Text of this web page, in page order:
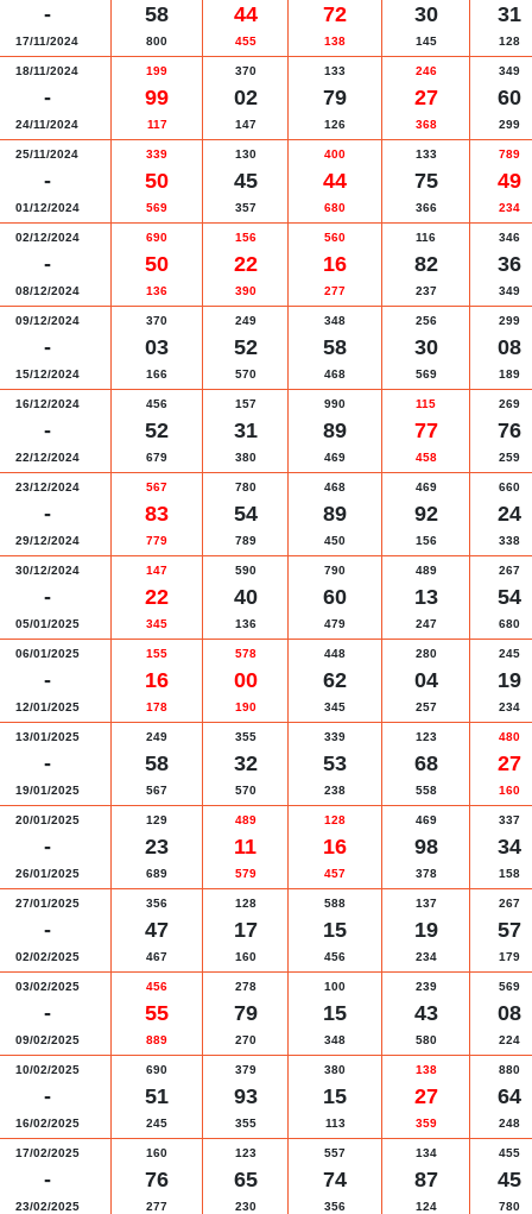
-
17/11/2024
58
800
44
455
72
138
30
145
31
128
18/11/2024
-
24/11/2024
199
99
117
370
02
147
133
79
126
246
27
368
349
60
299
25/11/2024
-
01/12/2024
339
50
569
130
45
357
400
44
680
133
75
366
789
49
234
02/12/2024
-
08/12/2024
690
50
136
156
22
390
560
16
277
116
82
237
346
36
349
09/12/2024
-
15/12/2024
370
03
166
249
52
570
348
58
468
256
30
569
299
08
189
16/12/2024
-
22/12/2024
456
52
679
157
31
380
990
89
469
115
77
458
269
76
259
23/12/2024
-
29/12/2024
567
83
779
780
54
789
468
89
450
469
92
156
660
24
338
30/12/2024
-
05/01/2025
147
22
345
590
40
136
790
60
479
489
13
247
267
54
680
06/01/2025
-
12/01/2025
155
16
178
578
00
190
448
62
345
280
04
257
245
19
234
13/01/2025
-
19/01/2025
249
58
567
355
32
570
339
53
238
123
68
558
480
27
160
20/01/2025
-
26/01/2025
129
23
689
489
11
579
128
16
457
469
98
378
337
34
158
27/01/2025
-
02/02/2025
356
47
467
128
17
160
588
15
456
137
19
234
267
57
179
03/02/2025
-
09/02/2025
456
55
889
278
79
270
100
15
348
239
43
580
569
08
224
10/02/2025
-
16/02/2025
690
51
245
379
93
355
380
15
113
138
27
359
880
64
248
17/02/2025
-
23/02/2025
160
76
277
123
65
230
557
74
356
134
87
124
455
45
780